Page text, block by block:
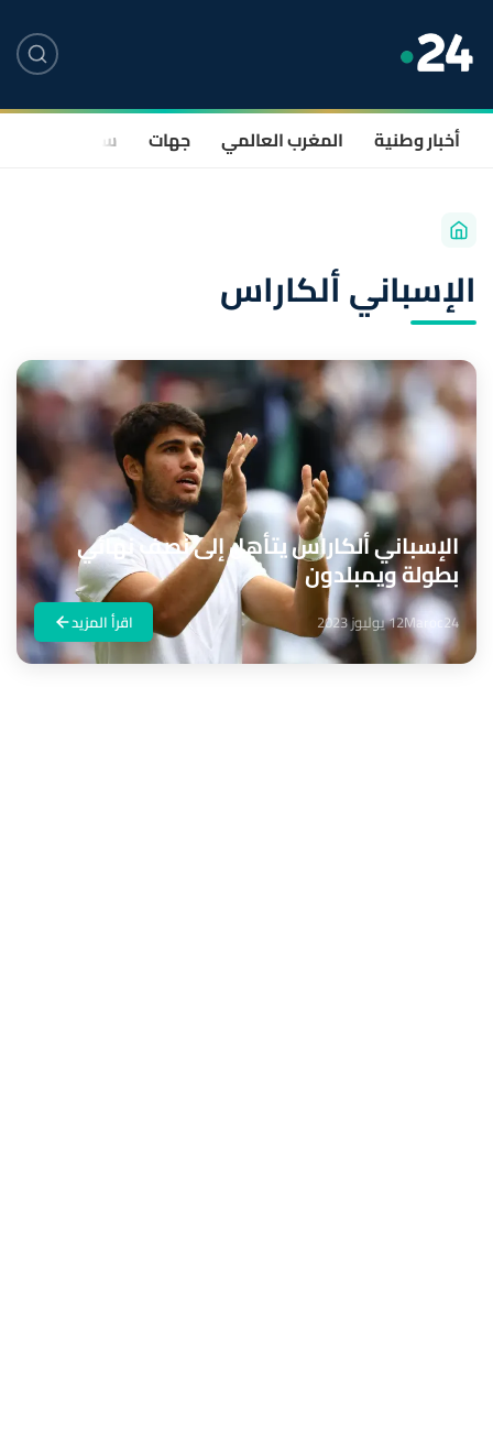
أخبار وطنية المغرب العالمي جهات سياسة
الإسباني ألكاراس
الإسباني ألكاراس يتأهل إلى نصف نهائي
بطولة ويمبلدون
Maroc2412 يوليوز 2023 اقرأ المزيد